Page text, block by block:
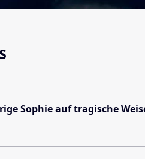
Sophie auf tragische